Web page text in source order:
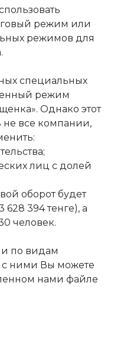
режим или
режимов для
специальных
режим
Однако этот
все компании,
лиц с долей
оборот будет
394 тенге), а
человек.
по видам
с ними Вы можете
нами файле